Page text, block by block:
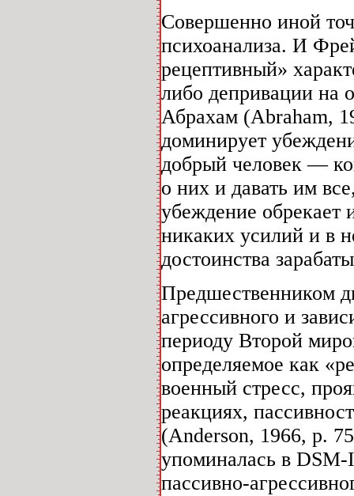
Совершенно иной
психоанализа. И
рецептивный»
либо депривации на
Абрахам (Abraham,
доминирует
добрый человек —
о них и давать им
убеждение обрекает
никаких усилий и в
достоинства
Предшественником
агрессивного и
периоду Второй
определяемое как
военный стресс,
реакциях,
(Anderson, 1966, р.
упоминалась в
пассивно-